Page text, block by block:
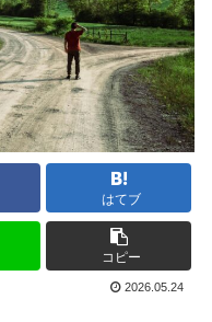
はてブ
コピー
2026.05.24